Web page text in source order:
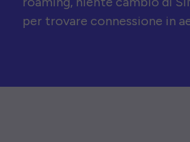
per trovare connessione in